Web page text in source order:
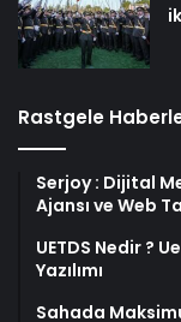
Rastgele
Serjoy : Dijital
Ajansı ve Web
UETDS Nedir ?
Yazılımı
Sahada